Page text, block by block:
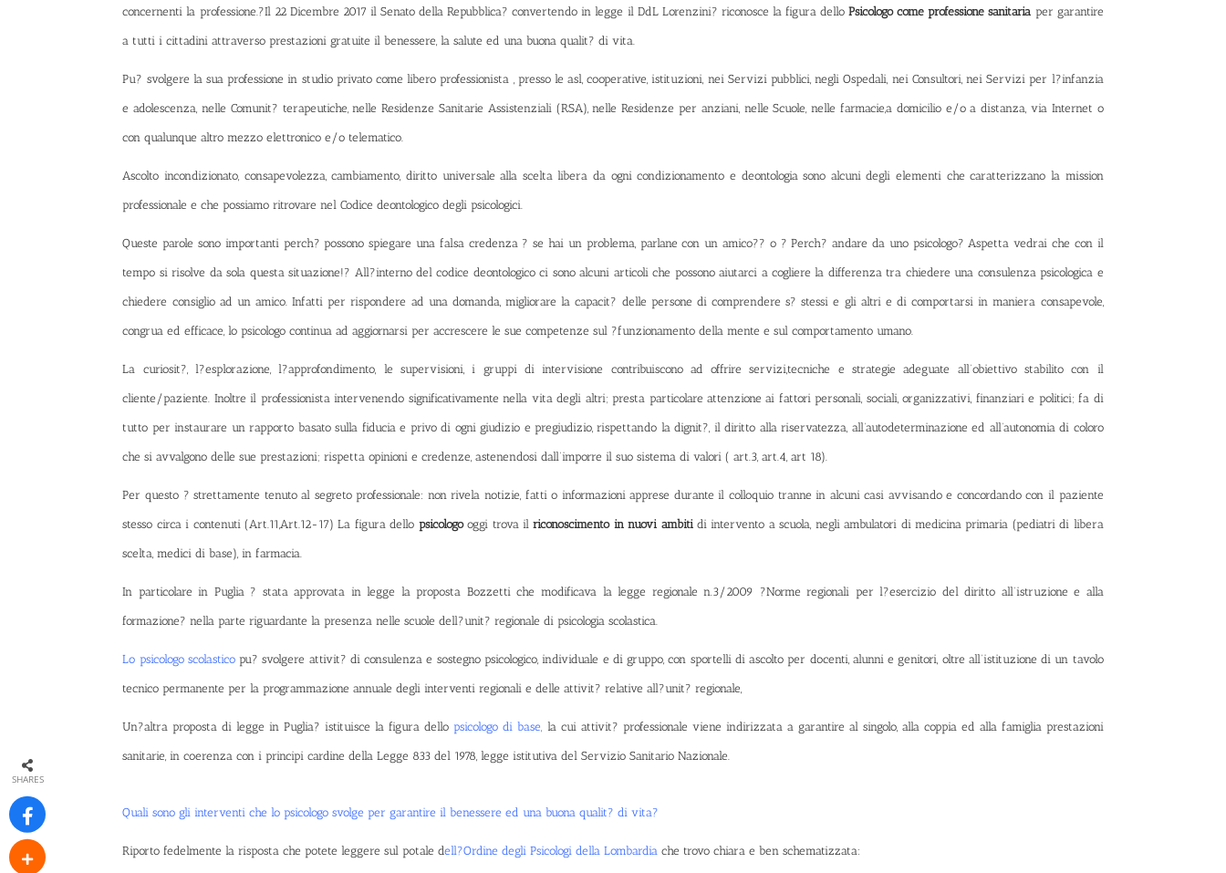
concernenti la professione.?Il 22 Dicembre 2017 il Senato della Repubblica? convertendo in legge il DdL Lorenzini? riconosce la figura delloPsicologo come professione sanitaria per garantire
a tutti i cittadini attraverso prestazioni gratuite il benessere, la salute ed una buona qualit? di vita.
Pu? svolgere la sua professione in studio privato come libero professionista , presso le asl, cooperative, istituzioni, nei Servizi pubblici, negli Ospedali, nei Consultori, nei Servizi per l?infanzia
e adolescenza, nelle Comunit? terapeutiche, nelle Residenze Sanitarie Assistenziali (RSA), nelle Residenze per anziani, nelle Scuole, nelle farmacie,a domicilio e/o a distanza, via Internet o
con qualunque altro mezzo elettronico e/o telematico.
Ascolto incondizionato, consapevolezza, cambiamento, diritto universale alla scelta libera da ogni condizionamento e deontologia sono alcuni degli elementi che caratterizzano la mission
professionale e che possiamo ritrovare nelCodice deontologico degli psicologici
Queste parole sono importanti perch? possono spiegare una falsa credenza ? se hai un problema, parlane con un amico?? o ? Perch? andare da uno psicologo? Aspetta vedrai che con il
tempo si risolve da sola questa situazione!? All?interno del codice deontologico ci sono alcuni articoli che possono aiutarci a cogliere la differenza tra chiedere una consulenza psicologica e
chiedere consiglio ad un amico. Infatti per rispondere ad una domanda, migliorare la capacit? delle persone di comprendere s? stessi e gli altri e di comportarsi in maniera consapevole,
congrua ed efficace, lo psicologo continua ad aggiornarsi per accrescere le sue competenze sul ?funzionamento della mente e sul comportamento umano.
La curiosit?, l?esplorazione, l?approfondimento, le supervisioni, i gruppi di intervisione contribuiscono ad offrire servizi,tecniche e strategie adeguate all’obiettivo stabilito con il
cliente/paziente. Inoltre il professionista intervenendo significativamente nella vita degli altri; presta particolare attenzione ai fattori personali, sociali, organizzativi, finanziari e politici; fa di
tutto per instaurare un rapporto basato sulla fiducia e privo di ogni giudizio e pregiudizio, rispettando la dignit?, il diritto alla riservatezza, all’autodeterminazione ed all’autonomia di coloro
che si avvalgono delle sue prestazioni; rispetta opinioni e credenze, astenendosi dall’imporre il suo sistema di valori ( art.3, art.4, art 18).
Per questo ? strettamente tenuto al segreto professionale: non rivela notizie, fatti o informazioni apprese durante il colloquio tranne in alcuni casi avvisando e concordando con il paziente
stesso circa i contenuti (Art.11,Art.12-17) La figura dello psicologooggi trova ilriconoscimento in nuovi ambitidi intervento a scuola, negli ambulatori di medicina primaria (pediatri di libera
scelta, medici di base), in farmacia.
In particolare in Puglia ? stata approvata in legge la proposta Bozzetti che modificava la legge regionale n.3/2009 ?Norme regionali per l?esercizio del diritto all’istruzione e alla
formazione? nella parte riguardante la presenza nelle scuole dell?unit? regionale di psicologia scolastica.
Lo psicologo scolasticopu? svolgere attivit? di consulenza e sostegno psicologico, individuale e di gruppo, con sportelli di ascolto per docenti, alunni e genitori, oltre all’istituzione di un tavolo
tecnico permanente per la programmazione annuale degli interventi regionali e delle attivit? relative all?unit? regionale,
Un?altra proposta di legge in Puglia? istituisce la figura dello psicologo di base, la cui attivit? professionale viene indirizzata a garantire al singolo, alla coppia ed alla famiglia prestazioni
sanitarie, in coerenza con i principi cardine della Legge 833 del 1978, legge istitutiva del Servizio Sanitario Nazionale.
Quali sono gli interventi che lo psicologo svolge per garantire il benessere ed una buona qualit? di vita?
Riporto fedelmente la risposta che potete leggere sul potaledell?Ordine degli Psicologi della Lombardia che trovo chiara e ben schematizzata:
SHARES